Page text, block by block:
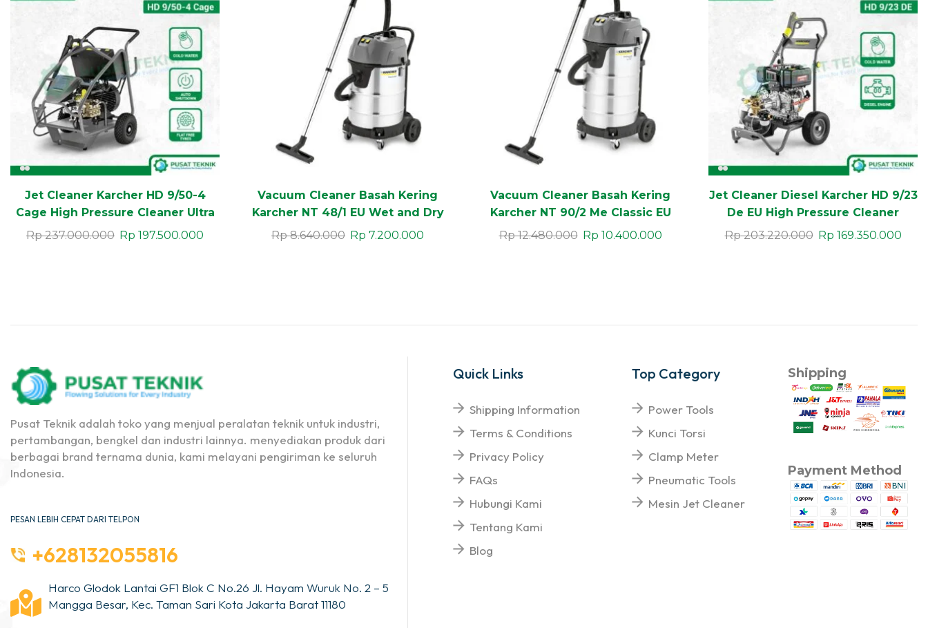
Jet Cleaner Karcher HD 9/50-4
Cage High Pressure Cleaner Ultra
High Pressure 500 Bar
Rp237.000.000 Rp 197.500.000
Vacuum Cleaner Basah Kering
Karcher NT 48/1 EU Wet and Dry
Kapasitas Besar Tangguh
Rp8.640.000 Rp 7.200.000
Vacuum Cleaner Basah Kering
Karcher NT 90/2 Me Classic EU
Rp12.480.000 Rp 10.400.000
Jet Cleaner Diesel Karcher HD 9/23
De EU High Pressure Cleaner
Diesel Engine Tangguh
Rp203.220.000 Rp 169.350.000
Pusat Teknik adalah toko yang menjual peralatan teknik untuk industri,
pertambangan, bengkel dan industri lainnya. menyediakan produk dari
berbagai brand ternama dunia, kami melayani pengiriman ke seluruh
Indonesia.
PESAN LEBIH CEPAT DARI TELPON
+628132055816
Harco Glodok Lantai GF1 Blok C No.26 Jl. Hayam Wuruk No. 2 – 5
Mangga Besar, Kec. Taman Sari Kota Jakarta Barat 11180
Quick Links
Shipping Information
Terms & Conditions
Privacy Policy
FAQs
Hubungi Kami
Tentang Kami
Blog
Top Category
Power Tools
Kunci Torsi
Clamp Meter
Pneumatic Tools
Mesin Jet Cleaner
Shipping
Payment Method